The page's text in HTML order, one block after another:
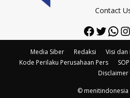
Contact
Media Siber Redaksi Visi dan
Kode Perilaku Perusahaan Pers
Disclaimer
© menitindonesia